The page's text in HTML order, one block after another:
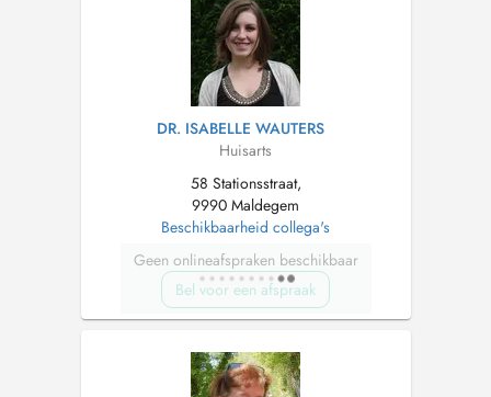
DR. ISABELLE WAUTERS
Huisarts
58 Stationsstraat,
9990 Maldegem
Beschikbaarheid collega's
Geen onlineafspraken beschikbaar
Bel voor een afspraak